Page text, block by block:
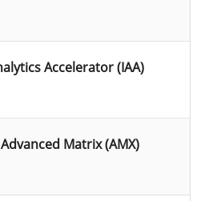
Accelerator (IAA)
Matrix (AMX)